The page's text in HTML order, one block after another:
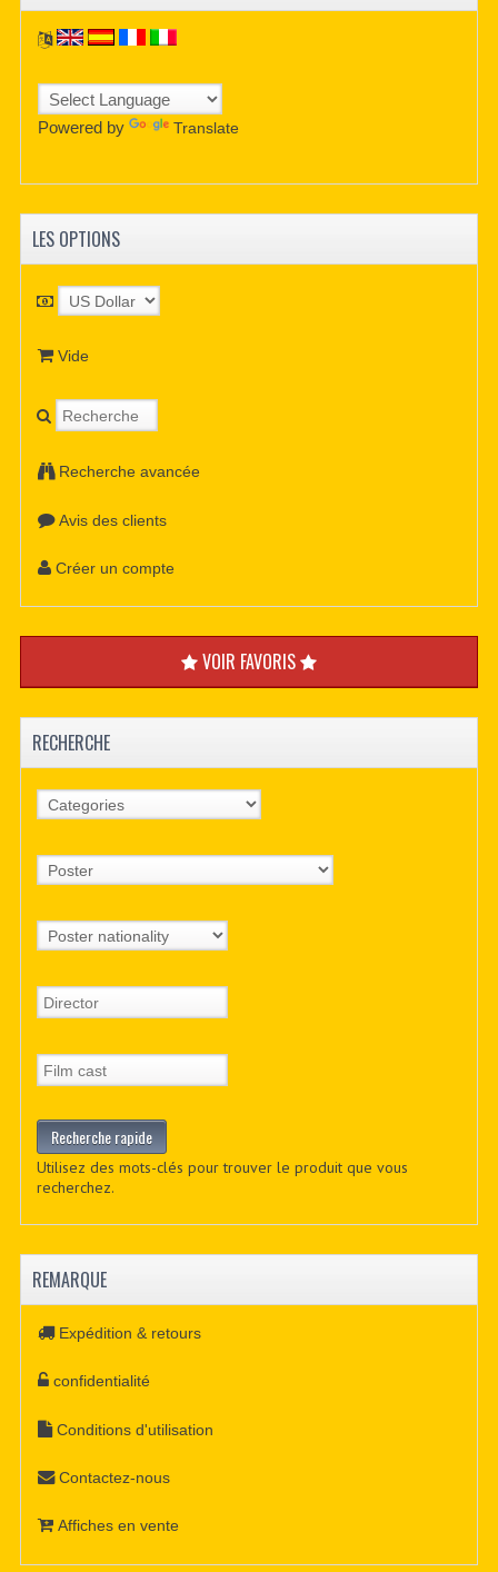
Powered by Translate
LES OPTIONS
Vide
Recherche avancée
Avis des clients
Créer un compte
VOIR FAVORIS
RECHERCHE
Utilisez des mots-clés pour trouver le produit que vous
recherchez.
REMARQUE
Expédition & retours
confidentialité
Conditions d'utilisation
Contactez-nous
Affiches en vente